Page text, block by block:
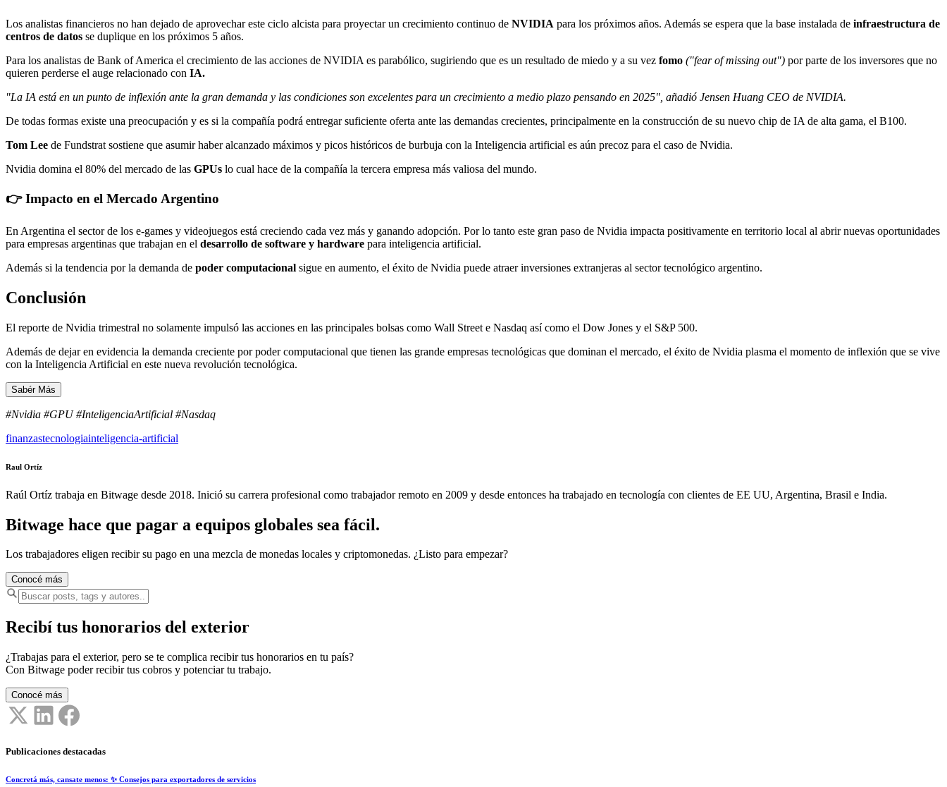
Los analistas financieros no han dejado de aprovechar este ciclo alcista para proyectar un crecimiento continuo de NVIDIA para los próximos años. Además se espera que la base instalada de infraestructura de
centros de datos se duplique en los próximos 5 años.
Para los analistas de Bank of America el crecimiento de las acciones de NVIDIA es parabólico, sugiriendo que es un resultado de miedo y a su vez fomo ("fear of missing out") por parte de los inversores que no
quieren perderse el auge relacionado con IA.
"La IA está en un punto de inflexión ante la gran demanda y las condiciones son excelentes para un crecimiento a medio plazo pensando en 2025", añadió Jensen Huang CEO de NVIDIA.
De todas formas existe una preocupación y es si la compañía podrá entregar suficiente oferta ante las demandas crecientes, principalmente en la construcción de su nuevo chip de IA de alta gama, el B100.
Tom Lee de Fundstrat sostiene que asumir haber alcanzado máximos y picos históricos de burbuja con la Inteligencia artificial es aún precoz para el caso de Nvidia.
Nvidia domina el 80% del mercado de las GPUs lo cual hace de la compañía la tercera empresa más valiosa del mundo.
👉 Impacto en el Mercado Argentino
En Argentina el sector de los e-games y videojuegos está creciendo cada vez más y ganando adopción. Por lo tanto este gran paso de Nvidia impacta positivamente en territorio local al abrir nuevas oportunidades
para empresas argentinas que trabajan en el desarrollo de software y hardware para inteligencia artificial.
Además si la tendencia por la demanda de poder computacional sigue en aumento, el éxito de Nvidia puede atraer inversiones extranjeras al sector tecnológico argentino.
Conclusión
El reporte de Nvidia trimestral no solamente impulsó las acciones en las principales bolsas como Wall Street e Nasdaq así como el Dow Jones y el S&P 500.
Además de dejar en evidencia la demanda creciente por poder computacional que tienen las grande empresas tecnológicas que dominan el mercado, el éxito de Nvidia plasma el momento de inflexión que se vive
con la Inteligencia Artificial en este nueva revolución tecnológica.
Sabér Más
#Nvidia #GPU #InteligenciaArtificial #Nasdaq
finanzastecnologiainteligencia-artificial
Raul Ortíz
Raúl Ortíz trabaja en Bitwage desde 2018. Inició su carrera profesional como trabajador remoto en 2009 y desde entonces ha trabajado en tecnología con clientes de EE UU, Argentina, Brasil e India.
Bitwage hace que pagar a equipos globales sea fácil.
Los trabajadores eligen recibir su pago en una mezcla de monedas locales y criptomonedas. ¿Listo para empezar?
Conocé más
Recibí tus honorarios del exterior
¿Trabajas para el exterior, pero se te complica recibir tus honorarios en tu país?
Con Bitwage poder recibir tus cobros y potenciar tu trabajo.
Conocé más
Publicaciones destacadas
Concretá más, cansate menos: ✨ Consejos para exportadores de servicios